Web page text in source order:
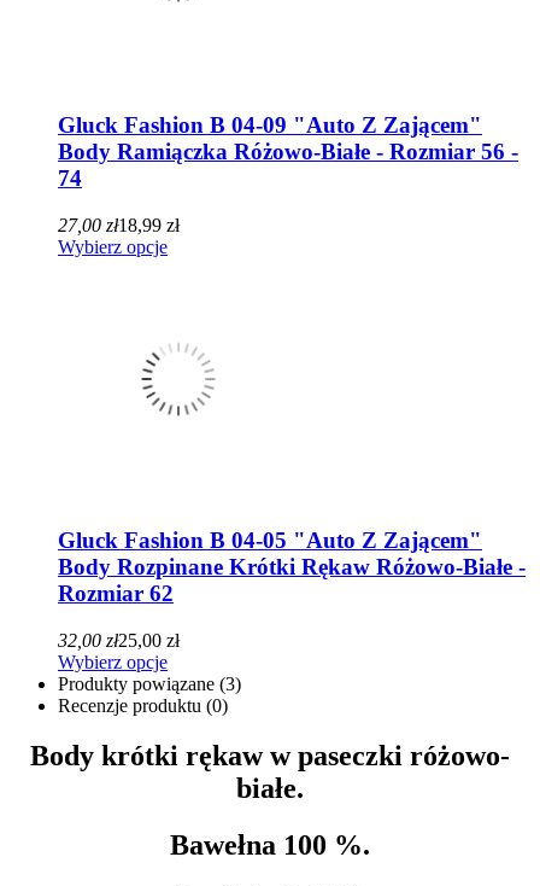
Gluck Fashion B 04-09 "Auto Z Zającem"
Body Ramiączka Różowo-Białe - Rozmiar 56 -
74
27,00 zł18,99 zł
Wybierz opcje
Gluck Fashion B 04-05 "Auto Z Zającem"
Body Rozpinane Krótki Rękaw Różowo-Białe -
Rozmiar 62
32,00 zł25,00 zł
Wybierz opcje
Produkty powiązane (3)
Recenzje produktu (0)
Body krótki rękaw w paseczki różowo-
białe.
Bawełna 100 %.